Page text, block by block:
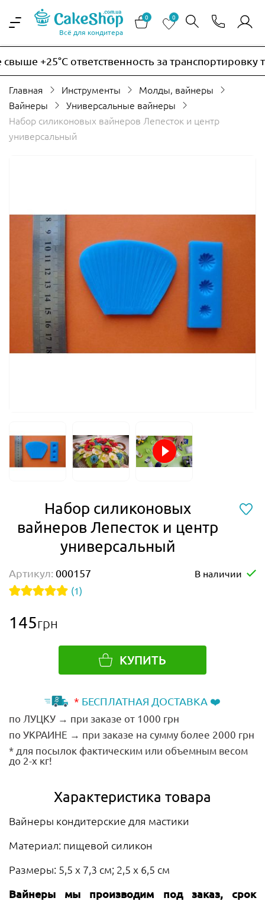
Всё для кондитера
0 0
+25°C ответственность за транспортировку
Главная Инструменты
Молды, вайнеры
Вайнеры
Универсальные вайнеры
Набор силиконовых вайнеров Лепесток и центр
универсальный
Набор силиконовых
вайнеров Лепесток и центр
универсальный
Артикул: 000157
В наличии
(1)
145грн
КУПИТЬ
* БЕСПЛАТНАЯ ДОСТАВКА ❤️
по ЛУЦКУ → при заказе от 1000 грн
по УКРАИНЕ → при заказе на сумму более 2000 грн
* для посылок фактическим или объемным весом
до 2-х кг!
Характеристика товара
Вайнеры кондитерские для мастики
Материал: пищевой силикон
Размеры: 5,5 х 7,3 см; 2,5 х 6,5 см
Вайнеры мы производим под заказ, срок